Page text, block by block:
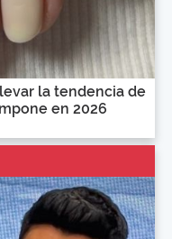
la tendencia de
en 2026